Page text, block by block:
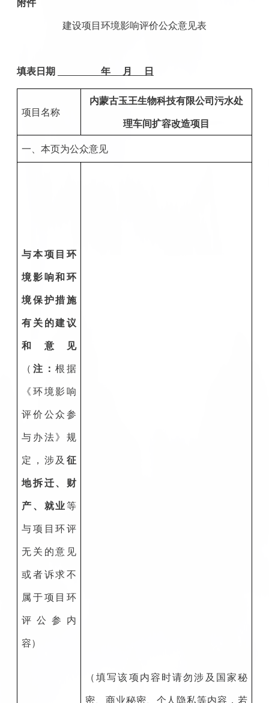
附件
建设项目环境影响评价公众意见表
填表日期 年 月 日
项目名称
内蒙古玉王生物科技有限公司污水处
理车间扩容改造项目
一、本页为公众意见
与本项目环
境影响和环
境保护措施
有关的建议
和意见
（ 注：根据
《环境影响
评价公众参
与办法》规
定，涉及 征
地拆迁、财
产、就业等
与项目环评
无关的意见
或者诉求不
属于项目环
评公参内
容）
（填写该项内容时请勿涉及国家秘
密、商业秘密、个人隐私等内容，若